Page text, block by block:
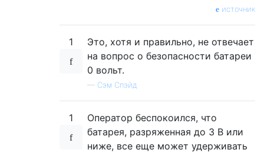
источник
1
Это, хотя и правильно, не отвечает
на вопрос о безопасности батареи
0 вольт.
— Сэм Спэйд
1
Оператор беспокоился, что
батарея, разряженная до 3 В или
ниже, все еще может удерживать